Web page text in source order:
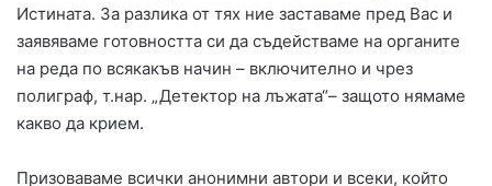
Истината. За разлика от тях ние заставаме пред Вас и
заявяваме готовността си да съдействаме на органите
на реда по всякакъв начин – включително и чрез
полиграф, т.нар. „Детектор на лъжата“– защото нямаме
какво да крием.
Призоваваме всички анонимни автори и всеки, който